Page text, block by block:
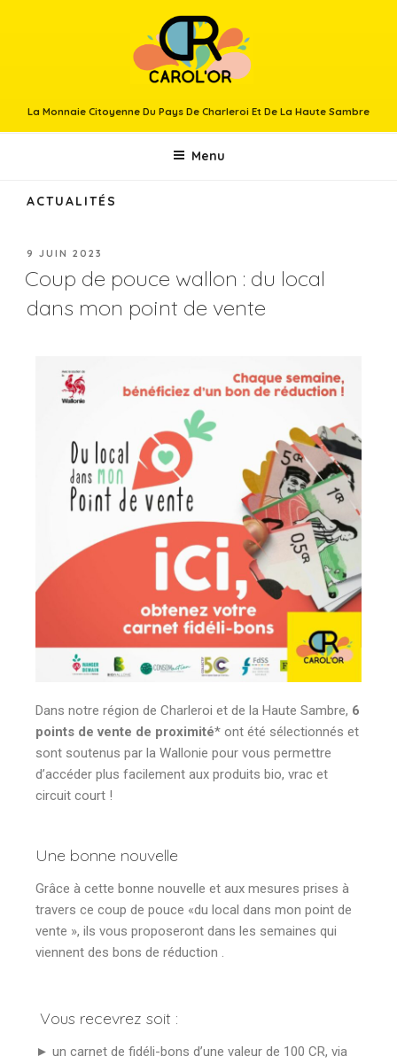
La Monnaie Citoyenne Du Pays De Charleroi Et De La Haute Sambre
Menu
ACTUALITÉS
9 JUIN 2023
Coup de pouce wallon : du local
dans mon point de vente
Dans notre région de Charleroi et de la Haute Sambre, 6
points de vente de proximité* ont été sélectionnés et
sont soutenus par la Wallonie pour vous permettre
d’accéder plus facilement aux produits bio, vrac et
circuit court !
Une bonne nouvelle
Grâce à cette bonne nouvelle et aux mesures prises à
travers ce coup de pouce «du local dans mon point de
vente », ils vous proposeront dans les semaines qui
viennent des bons de réduction .
Vous recevrez soit :
► un carnet de fidéli-bons d’une valeur de 100 CR, via